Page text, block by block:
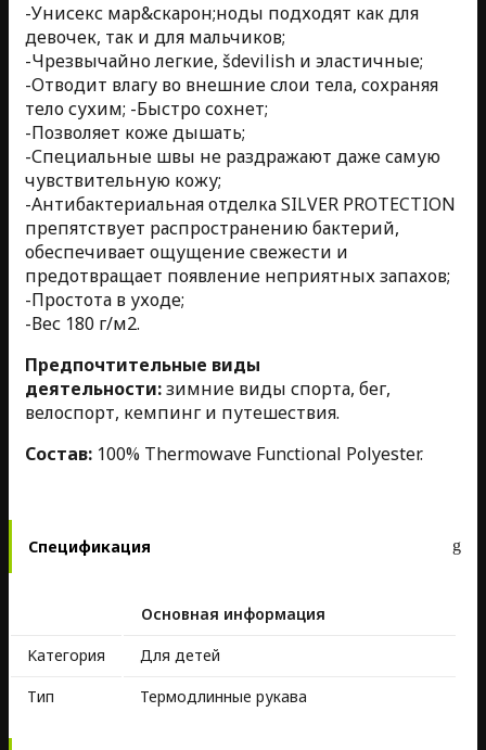
-Унисекс мар&скарон;ноды подходят как для
девочек, так и для мальчиков;
-Чрезвычайно легкие, šdevilish и эластичные;
-Отводит влагу во внешние слои тела, сохраняя
тело сухим; -Быстро сохнет;
-Позволяет коже дышать;
-Специальные швы не раздражают даже самую
чувствительную кожу;
-Антибактериальная отделка SILVER PROTECTION
препятствует распространению бактерий,
обеспечивает ощущение свежести и
предотвращает появление неприятных запахов;
-Простота в уходе;
-Вес 180 г/м2.
Предпочтительные виды
деятельности:зимние виды спорта, бег,
велоспорт, кемпинг и путешествия.
Состав: 100% Thermowave Functional Polyester.
Спецификация
Основная информация
Kатегория
Для детей
Тип
Термодлинные рукава